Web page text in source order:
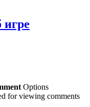
Options
for viewing comments